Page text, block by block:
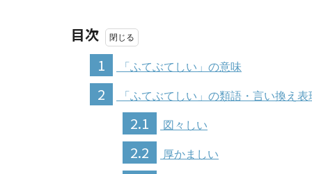
目次
1
「ふてぶてしい」の意味
2 「ふてぶてしい」の類語・言い換え表
2.1 図々しい
2.2 厚かましい